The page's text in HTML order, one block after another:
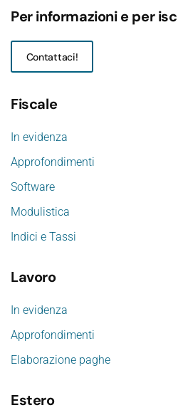
Per informazioni e per
Contattaci!
Fiscale
In evidenza
Approfondimenti
Software
Modulistica
Indici e Tassi
Lavoro
In evidenza
Approfondimenti
Elaborazione paghe
Estero